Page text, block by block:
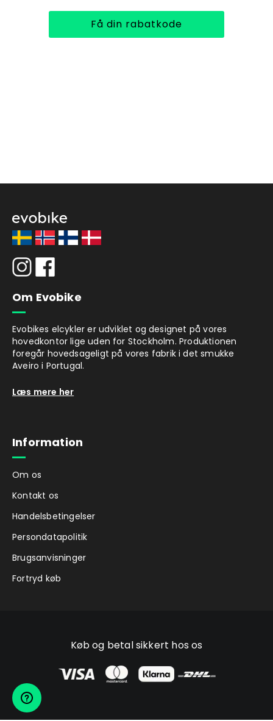
Få din rabatkode
Om Evobike
Evobikes elcykler er udviklet og designet på vores
hovedkontor lige uden for Stockholm. Produktionen
foregår hovedsageligt på vores fabrik i det smukke
Aveiro i Portugal.
Læs mere her
Information
Om os
Kontakt os
Handelsbetingelser
Persondatapolitik
Brugsanvisninger
Fortryd køb
Køb og betal sikkert hos os